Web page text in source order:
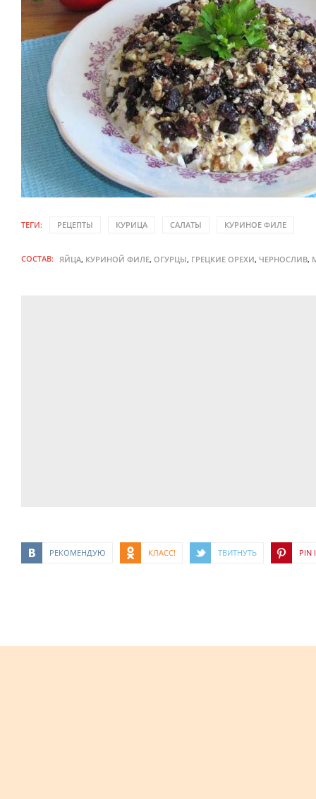
ТЕГИ: РЕЦЕПТЫ КУРИЦА САЛАТЫ КУРИНОЕ ФИЛЕ
СОСТАВ: ЯЙЦА, КУРИНОЙ ФИЛЕ, ОГУРЦЫ, ГРЕЦКИЕ ОРЕХИ, ЧЕРНОСЛИВ,
РЕКОМЕНДУЮ КЛАСС! ТВИТНУТЬ PIN